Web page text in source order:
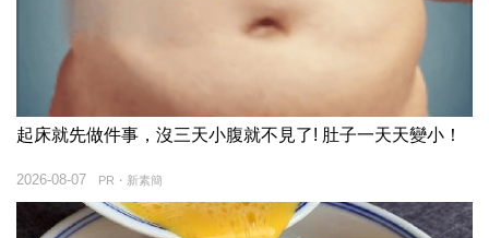
起床就先做件事，沒三天小腹就不見了! 肚子一天天變小！
PR・新素簡
2026-08-07